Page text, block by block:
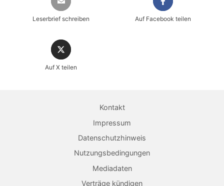
Dauerhaft als PDF behalten
Jetzt kaufen
Leserbrief schreiben Auf Facebook teilen
Auf X teilen
Kontakt
Impressum
Datenschutzhinweis
Nutzungsbedingungen
Mediadaten
Verträge kündigen